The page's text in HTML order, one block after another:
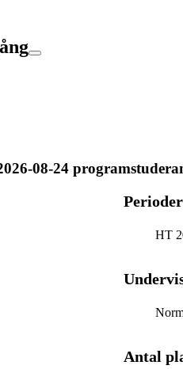
08-24
Perioder
HT
Antal